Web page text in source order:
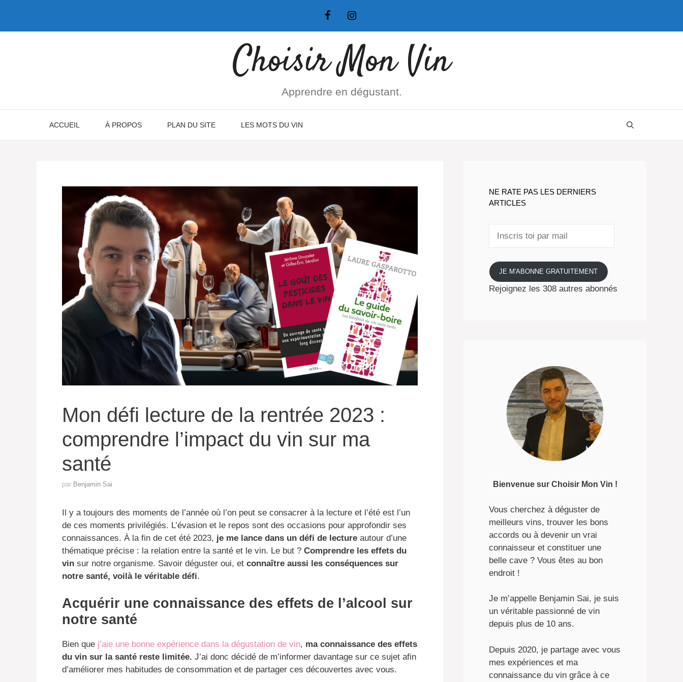
contenu
Choisir Mon Vin
Apprendre en dégustant.
ACCUEIL À PROPOS PLAN DU SITE LES MOTS DU VIN
Mon défi lecture de la rentrée 2023 :
comprendre l’impact du vin sur ma
santé
par Benjamin Sai
Il y a toujours des moments de l’année où l’on peut se consacrer à la lecture et l’été est l’un
de ces moments privilégiés. L’évasion et le repos sont des occasions pour approfondir ses
connaissances. À la fin de cet été 2023, je me lance dans un défi de lecture autour d’une
thématique précise : la relation entre la santé et le vin. Le but ? Comprendre les effets du
vin sur notre organisme. Savoir déguster oui, et connaître aussi les conséquences sur
notre santé, voilà le véritable défi.
Acquérir une connaissance des effets de l’alcool sur
notre santé
Bien que j’aie une bonne expérience dans la dégustation de vin, ma connaissance des effets
du vin sur la santé reste limitée. J’ai donc décidé de m’informer davantage sur ce sujet afin
d’améliorer mes habitudes de consommation et de partager ces découvertes avec vous.
NE RATE PAS LES DERNIERS
ARTICLES
mailJE M'ABONNE GRATUITEMENT
Rejoignez les 308 autres abonnés
Bienvenue sur Choisir Mon Vin !
Vous cherchez à déguster de
meilleurs vins, trouver les bons
accords ou à devenir un vrai
connaisseur et constituer une
belle cave ? Vous êtes au bon
endroit !
Je m’appelle Benjamin Sai, je suis
un véritable passionné de vin
depuis plus de 10 ans.
Depuis 2020, je partage avec vous
mes expériences et ma
connaissance du vin grâce à ce